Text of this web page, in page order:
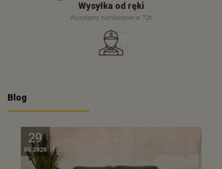
Wysyłka od ręki
Wysyłamy zamówienie w 72h
Blog
29
05.2026